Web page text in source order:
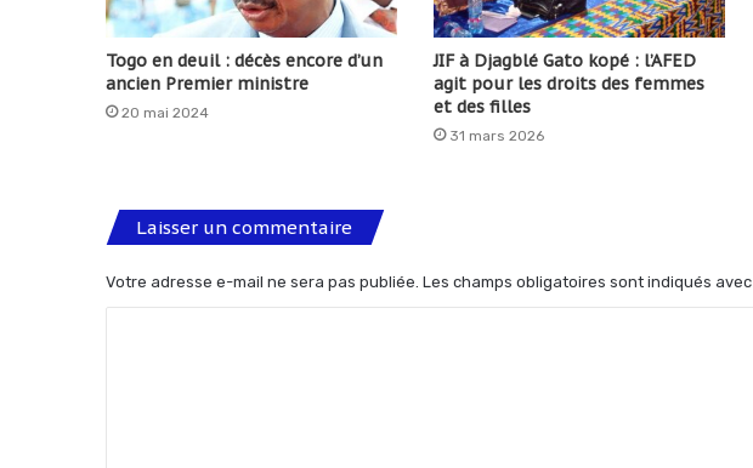
Togo en deuil : décès encore d’un
ancien Premier ministre
20 mai 2024
JIF à Djagblé Gato kopé : l’AFED
agit pour les droits des femmes
et des filles
31 mars 2026
Laisser un commentaire
Votre adresse e-mail ne sera pas publiée. Les champs obligatoires sont indiqués avec